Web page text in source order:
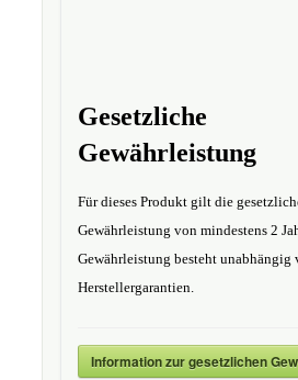
Gesetzliche
Gewährleistung
Für dieses Produkt gilt die
Gewährleistung von mindestens 2
Gewährleistung besteht
Herstellergarantien.
Information zur gesetzlichen